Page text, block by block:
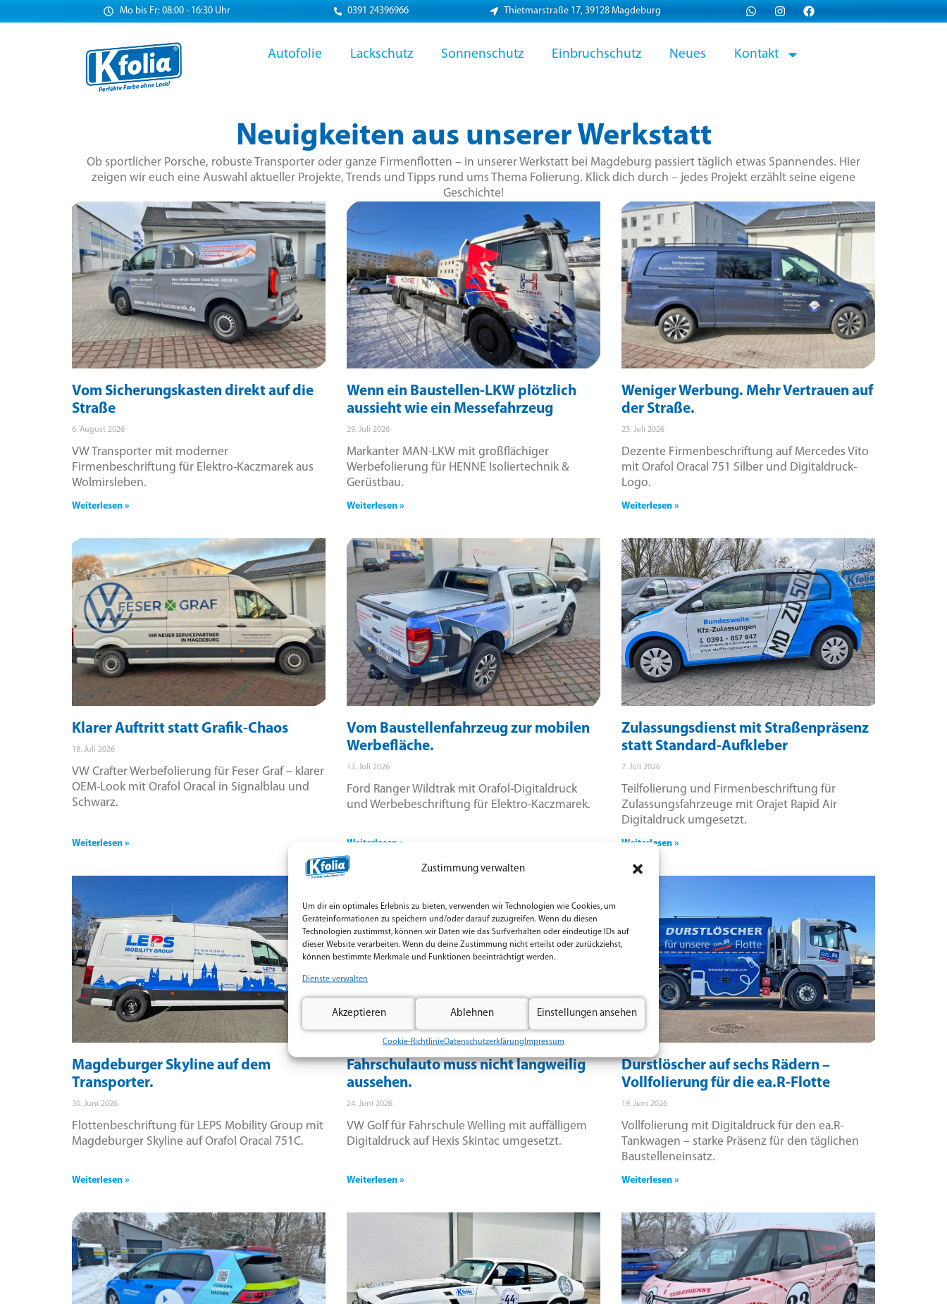
Zustimmung verwalten
Um dir ein optimales Erlebnis zu bieten, verwenden wir Technologien wie Cookies, um
Geräteinformationen zu speichern und/oder darauf zuzugreifen. Wenn du diesen
Technologien zustimmst, können wir Daten wie das Surfverhalten oder eindeutige IDs auf
dieser Website verarbeiten. Wenn du deine Zustimmung nicht erteilst oder zurückziehst,
können bestimmte Merkmale und Funktionen beeinträchtigt werden.
Dienste verwalten
Akzeptieren Ablehnen Einstellungen ansehen
Cookie-RichtlinieDatenschutzerklärung Impressum
Mo bis Fr: 08:00 - 16:30 Uhr 0391 24396966 Thietmarstraße 17, 39128 Magdeburg
Autofolie Lackschutz Sonnenschutz Einbruchschutz Neues Kontakt
Neuigkeiten aus unserer Werkstatt
Ob sportlicher Porsche, robuste Transporter oder ganze Firmenflotten – in unserer Werkstatt bei Magdeburg passiert täglich etwas Spannendes. Hier
zeigen wir euch eine Auswahl aktueller Projekte, Trends und Tipps rund ums Thema Folierung. Klick dich durch – jedes Projekt erzählt seine eigene
Geschichte!
Vom Sicherungskasten direkt auf die
Straße
6. August 2026
VW Transporter mit moderner
Firmenbeschriftung für Elektro-Kaczmarek aus
Wolmirsleben.
Weiterlesen »
Wenn ein Baustellen-LKW plötzlich
aussieht wie ein Messefahrzeug
29. Juli 2026
Markanter MAN-LKW mit großflächiger
Werbefolierung für HENNE Isoliertechnik &
Gerüstbau.
Weiterlesen »
Weniger Werbung. Mehr Vertrauen auf
der Straße.
23. Juli 2026
Dezente Firmenbeschriftung auf Mercedes Vito
mit Orafol Oracal 751 Silber und Digitaldruck-
Logo.
Weiterlesen »
Klarer Auftritt statt Grafik-Chaos
18. Juli 2026
VW Crafter Werbefolierung für Feser Graf – klarer
OEM-Look mit Orafol Oracal in Signalblau und
Schwarz.
Weiterlesen »
Vom Baustellenfahrzeug zur mobilen
Werbefläche.
13. Juli 2026
Ford Ranger Wildtrak mit Orafol-Digitaldruck
und Werbebeschriftung für Elektro-Kaczmarek.
Weiterlesen »
Zulassungsdienst mit Straßenpräsenz
statt Standard-Aufkleber
7. Juli 2026
Teilfolierung und Firmenbeschriftung für
Zulassungsfahrzeuge mit Orajet Rapid Air
Digitaldruck umgesetzt.
Weiterlesen »
Magdeburger Skyline auf dem
Transporter.
30. Juni 2026
Flottenbeschriftung für LEPS Mobility Group mit
Magdeburger Skyline auf Orafol Oracal 751C.
Weiterlesen »
Fahrschulauto muss nicht langweilig
aussehen.
24. Juni 2026
VW Golf für Fahrschule Welling mit auffälligem
Digitaldruck auf Hexis Skintac umgesetzt.
Weiterlesen »
Durstlöscher auf sechs Rädern –
Vollfolierung für die ea.R-Flotte
19. Juni 2026
Vollfolierung mit Digitaldruck für den ea.R-
Tankwagen – starke Präsenz für den täglichen
Baustelleneinsatz.
Weiterlesen »